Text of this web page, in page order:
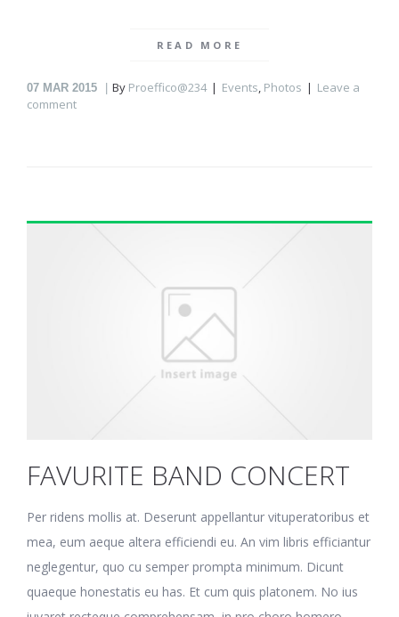
READ MORE
07 MAR 2015 By Proeffico@234 Events, Photos
Leave a
comment
FAVURITE BAND CONCERT
Per ridens mollis at. Deserunt appellantur vituperatoribus et
mea, eum aeque altera efficiendi eu. An vim libris efficiantur
neglegentur, quo cu semper prompta minimum. Dicunt
quaeque honestatis eu has. Et cum quis platonem. No ius